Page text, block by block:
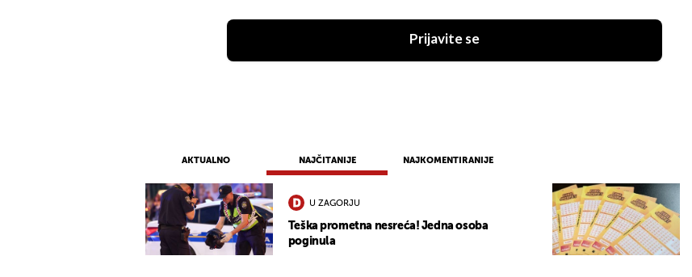
Prijavite se
AKTUALNO NAJČITANIJE NAJKOMENTIRANIJE
U ZAGORJU
Teška prometna nesreća! Jedna osoba
poginula